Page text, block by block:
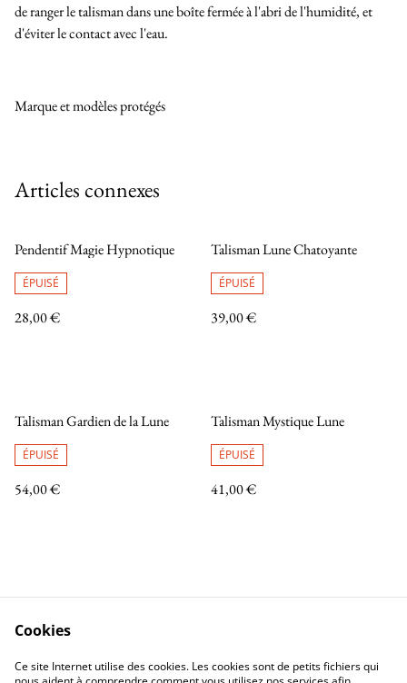
de ranger le talisman dans une boîte fermée à l'abri de l'humidité, et
d'éviter le contact avec l'eau.
Marque et modèles protégés
Articles connexes
Pendentif Magie Hypnotique
ÉPUISÉ
28,00 €
Talisman Lune Chatoyante
ÉPUISÉ
39,00 €
Talisman Gardien de la Lune
ÉPUISÉ
54,00 €
Talisman Mystique Lune
ÉPUISÉ
41,00 €
Contactez-nous
Conditions
Politique de confidentialité
Politique de cookies
Cookies
Ce site Internet utilise des cookies. Les cookies sont de petits fichiers qui